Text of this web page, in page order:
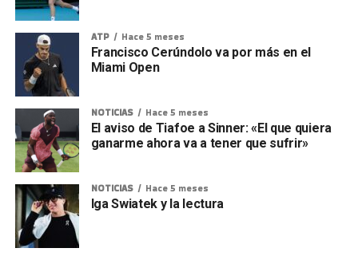
ATP Hace 5 meses
Francisco Cerúndolo va por más en el
Miami Open
NOTICIAS Hace 5 meses
El aviso de Tiafoe a Sinner: «El que quiera
ganarme ahora va a tener que sufrir»
NOTICIAS Hace 5 meses
Iga Swiatek y la lectura